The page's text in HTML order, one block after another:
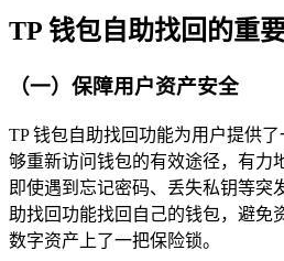
TP 钱包自助找回的重
（一）保障用户资产安全
TP 钱包自助找回功能为用户提供
够重新访问钱包的有效途径，有力
即使遇到忘记密码、丢失私钥等突
助找回功能找回自己的钱包，避免
数字资产上了一把保险锁。